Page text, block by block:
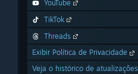
YouTube
TikTok
Threads
Exibir Política de Privacidade
Veja o histórico de atualizações